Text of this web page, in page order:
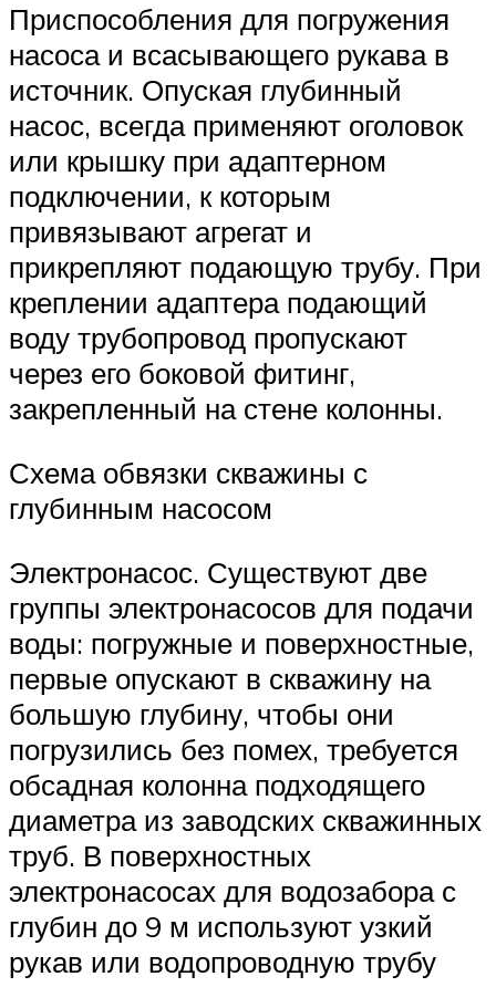
Приспособления для погружения
насоса и всасывающего рукава в
источник. Опуская глубинный
насос, всегда применяют оголовок
или крышку при адаптерном
подключении, к которым
привязывают агрегат и
прикрепляют подающую трубу. При
креплении адаптера подающий
воду трубопровод пропускают
через его боковой фитинг,
закрепленный на стене колонны.
Схема обвязки скважины с
глубинным насосом
Электронасос. Существуют две
группы электронасосов для подачи
воды: погружные и поверхностные,
первые опускают в скважину на
большую глубину, чтобы они
погрузились без помех, требуется
обсадная колонна подходящего
диаметра из заводских скважинных
труб. В поверхностных
электронасосах для водозабора с
глубин до 9 м используют узкий
рукав или водопроводную трубу